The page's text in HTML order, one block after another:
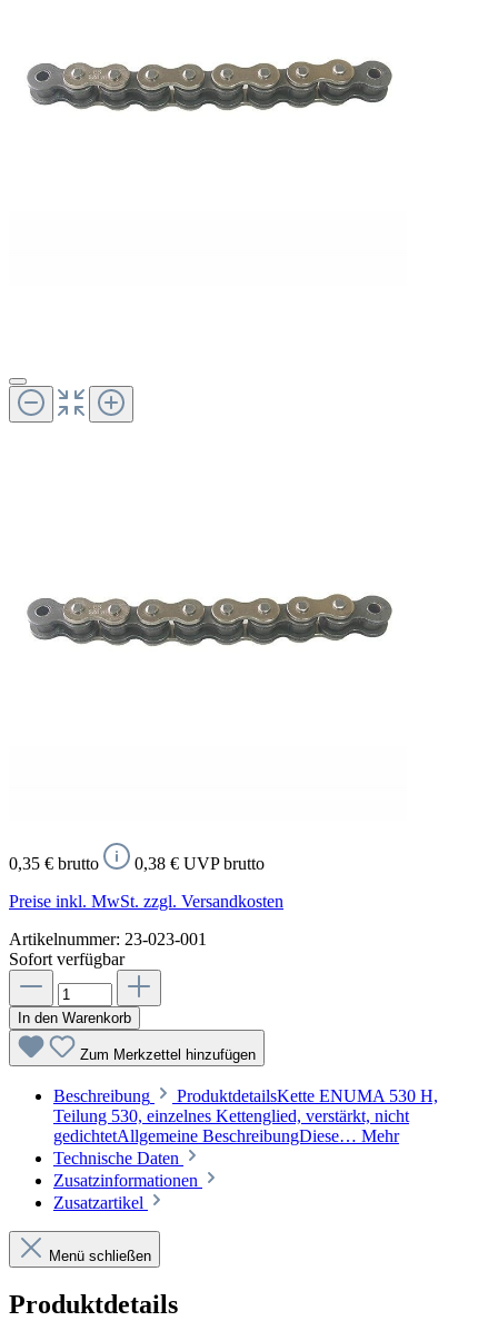
0,35 € brutto
0,38 € UVP brutto
Preise inkl. MwSt. zzgl. Versandkosten
Artikelnummer: 23-023-001
Sofort verfügbar
In den Warenkorb
Zum Merkzettel hinzufügen
Beschreibung
ProduktdetailsKette ENUMA 530 H,
Teilung 530, einzelnes Kettenglied, verstärkt, nicht
gedichtetAllgemeine BeschreibungDiese… Mehr
Technische Daten
Zusatzinformationen
Zusatzartikel
Menü schließen
Produktdetails